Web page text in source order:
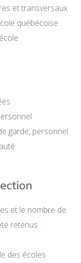
et transversaux
québécoise
garde, personnel
et le nombre de
retenus :
des écoles